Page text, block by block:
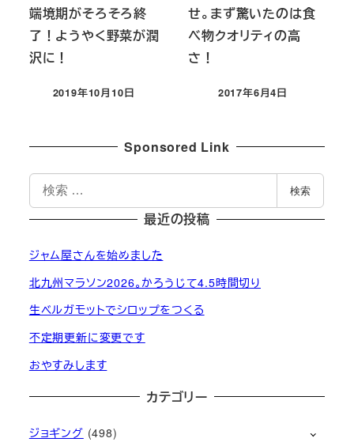
端境期がそろそろ終
了！ようやく野菜が潤
沢に！
投稿日
2019年10月10日
せ。まず驚いたのは食
べ物クオリティの高
さ！
投稿日
2017年6月4日
Sponsored Link
索
検索
最近の投稿
ジャム屋さんを始めました
北九州マラソン2026。かろうじて4.5時間切り
生ベルガモットでシロップをつくる
不定期更新に変更です
おやすみします
カテゴリー
ジョギング (498)